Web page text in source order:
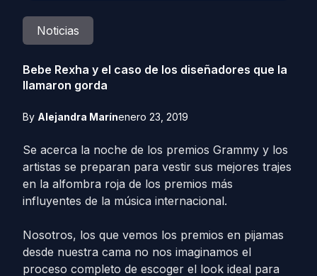
Noticias
Bebe Rexha y el caso de los diseñadores que la
llamaron gorda
By Alejandra Marínenero 23, 2019
Se acerca la noche de los premios Grammy y los
artistas se preparan para vestir sus mejores trajes
en la alfombra roja de los premios más
influyentes de la música internacional.
Nosotros, los que vemos los premios en pijamas
desde nuestra cama no nos imaginamos el
proceso completo de escoger el look ideal para